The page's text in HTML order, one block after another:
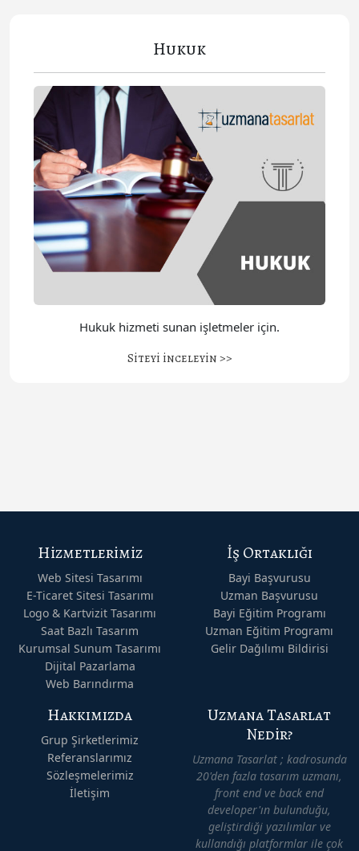
Hukuk
Hukuk hizmeti sunan işletmeler için.
Siteyi inceleyin >>
Hizmetlerimiz
Web Sitesi Tasarımı
E-Ticaret Sitesi Tasarımı
Logo & Kartvizit Tasarımı
Saat Bazlı Tasarım
Kurumsal Sunum Tasarımı
Dijital Pazarlama
Web Barındırma
İş Ortaklığı
Bayi Başvurusu
Uzman Başvurusu
Bayi Eğitim Programı
Uzman Eğitim Programı
Gelir Dağılımı Bildirisi
Hakkımızda
Grup Şirketlerimiz
Referanslarımız
Sözleşmelerimiz
İletişim
Uzmana Tasarlat
Nedir?
Uzmana Tasarlat ; kadrosunda
20'den fazla tasarım uzmanı,
front end ve back end
developer'ın bulunduğu,
geliştirdiği yazılımlar ve
kullandığı platformlar ile çok